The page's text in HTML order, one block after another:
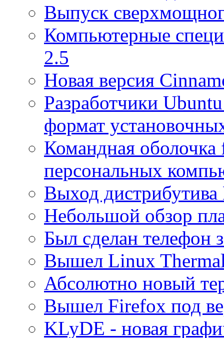
Выпуск
Компьютерные
2.5
Новая версия
Разработчики
формат
Командная оболочка
персональных
Выход
Небольшой обзор
Был сделан телефон
Вышел Linux
Абсолютно новый
Вышел Firefox под
KLyDE - новая